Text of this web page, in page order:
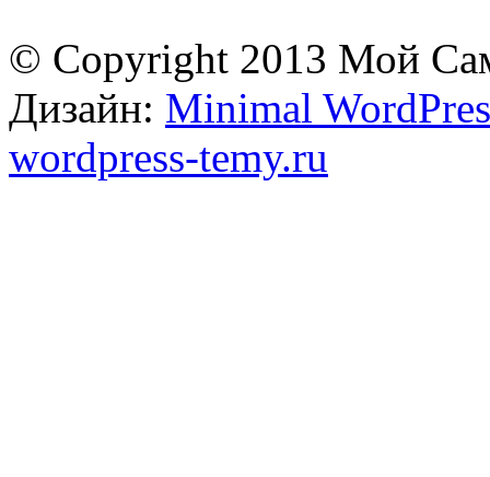
© Copyright 2013 Мой
Дизайн: Minimal
wordpress-temy.ru